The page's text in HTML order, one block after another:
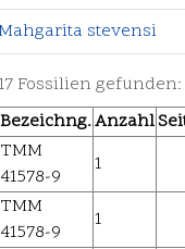
Mahgarita stevensi
Fossilien gefunden:
Bezeichng.Anzahl
TMM
41578-9
1
TMM
41578-9
1